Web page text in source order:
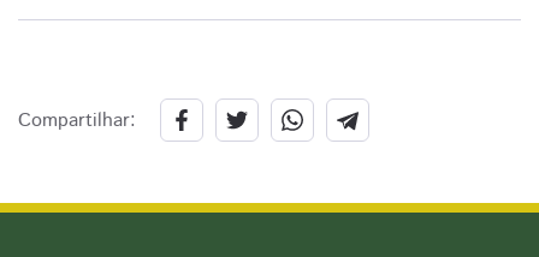
Compartilhar: